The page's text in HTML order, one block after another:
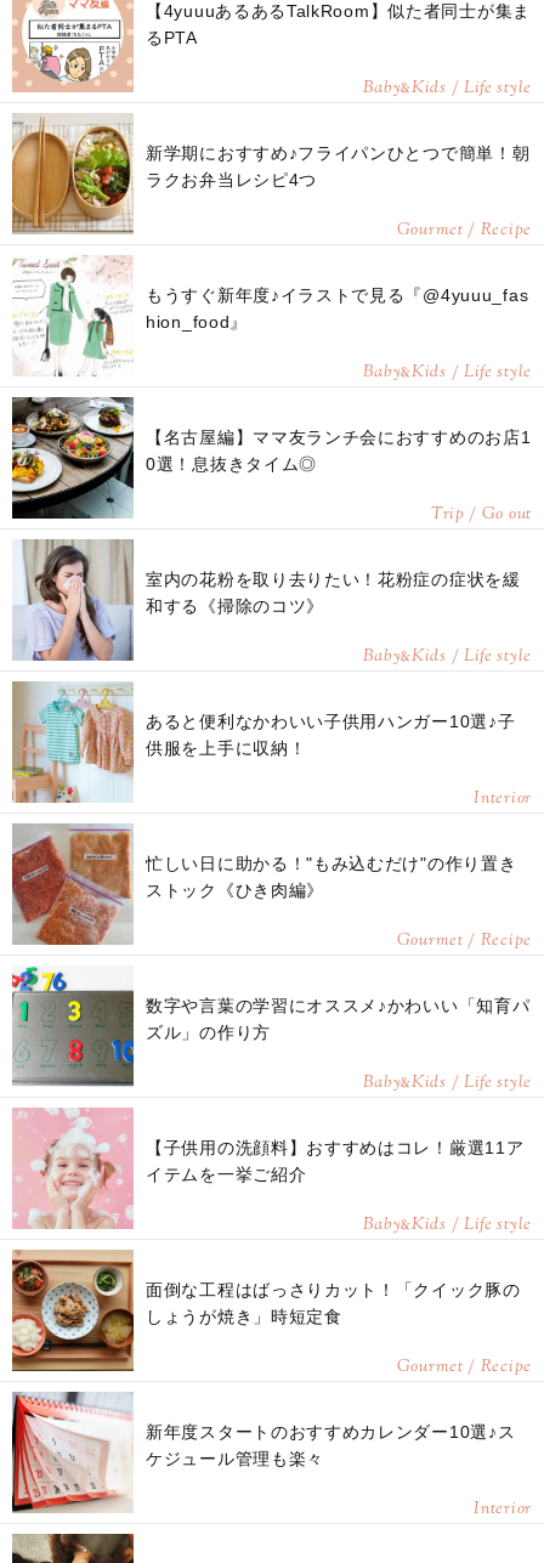
【4yuuuあるあるTalkRoom】似た者同士が集ま
るPTA
Baby&Kids / Life style
新学期におすすめ♪フライパンひとつで簡単！朝
ラクお弁当レシピ4つ
Gourmet / Recipe
もうすぐ新年度♪イラストで見る『@4yuuu_fas
hion_food』
Baby&Kids / Life style
【名古屋編】ママ友ランチ会におすすめのお店1
0選！息抜きタイム◎
Trip / Go out
室内の花粉を取り去りたい！花粉症の症状を緩
和する《掃除のコツ》
Baby&Kids / Life style
あると便利なかわいい子供用ハンガー10選♪子
供服を上手に収納！
Interior
忙しい日に助かる！"もみ込むだけ"の作り置き
ストック《ひき肉編》
Gourmet / Recipe
数字や言葉の学習にオススメ♪かわいい「知育パ
ズル」の作り方
Baby&Kids / Life style
【子供用の洗顔料】おすすめはコレ！厳選11ア
イテムを一挙ご紹介
Baby&Kids / Life style
面倒な工程はばっさりカット！「クイック豚の
しょうが焼き」時短定食
Gourmet / Recipe
新年度スタートのおすすめカレンダー10選♪ス
ケジュール管理も楽々
Interior